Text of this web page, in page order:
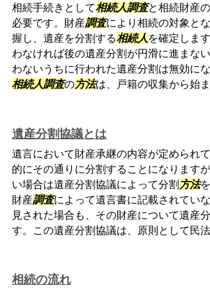
相続手続きとして相続人調査と相続財産の
必要です。財産調査により相続の対象と
握し、遺産を分割する相続人 を確定しま
わなければ後の遺産分割が円滑に進まない
わないうちに行われた遺産分割は無効に
相続人調査の方法は、戸籍の収集から始
遺産分割協議とは
遺言において財産承継の内容が定められ
的にその通りに分割することになります
い場合は遺産分割協議によって分割 方法
財産調査によって遺言書に記載されてい
見された場合も、その財産について遺産
す。この遺産分割協議は、原則として民
相続の流れ